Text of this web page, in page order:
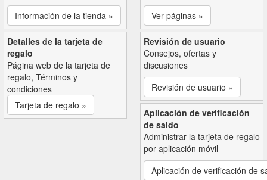
Información de la tienda »
Ver páginas »
Detalles de la tarjeta de
regalo
Página web de la tarjeta de
regalo, Términos y
condiciones
Tarjeta de regalo »
Revisión de usuario
Consejos, ofertas y
discusiones
Revisión de usuario »
Aplicación de verificación
de saldo
Administrar la tarjeta de regalo
por aplicación móvil
Aplicación de verificación de